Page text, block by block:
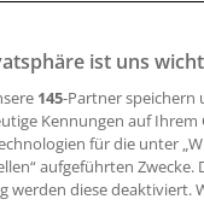
Corona-Impfpflicht
Rufe nach einem
die
ist uns
145-Partner speichern
Kennungen auf Ihrem
für die unter
aufgeführten
werden diese deaktiviert.